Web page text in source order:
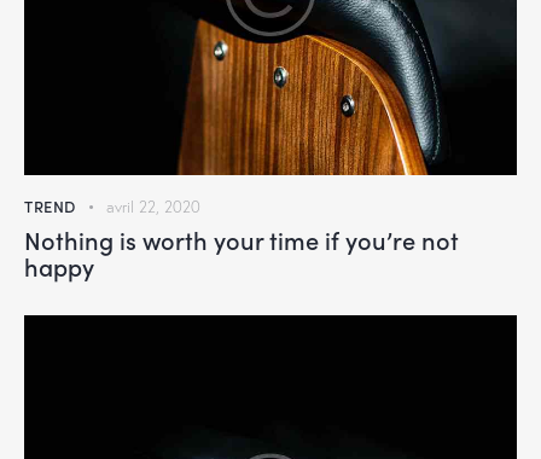
TREND avril 22, 2020
Nothing is worth your time if you’re not
happy